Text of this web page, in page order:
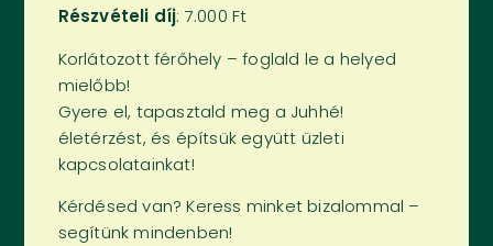
Részvételi díj: 7.000 Ft
Korlátozott férőhely – foglald le a helyed
mielőbb!
Gyere el, tapasztald meg a Juhhé!
életérzést, és építsük együtt üzleti
kapcsolatainkat!
Kérdésed van? Keress minket bizalommal –
segítünk mindenben!